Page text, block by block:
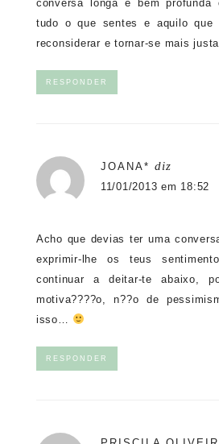
conversa longa e bem profunda
tudo o que sentes e aquilo que
reconsiderar e tornar-se mais
RESPONDER
JOANA* diz
11/01/2013 em 18:52
Acho que devias ter uma
exprimir-lhe os teus
continuar a deitar-te abaixo,
motiva????o, n??o de
isso…
RESPONDER